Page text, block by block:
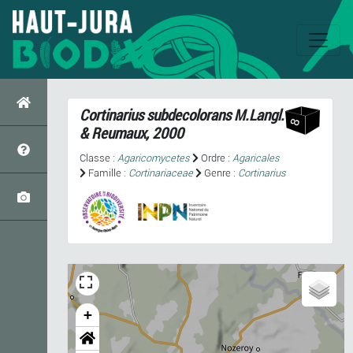
Cortinarius subdecoloransM.Langl.
& Reumaux, 2000
Classe : Agaricomycetes Ordre : Agaricales
Famille : Cortinariaceae Genre : Cortinarius
+